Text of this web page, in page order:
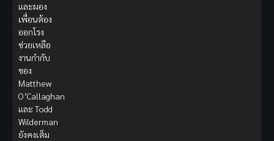
และผอง
เพื่อนต้อง
ออกโรง
ช่วยเหลือ
งานกำกับ
ของ
Matthew
O’Callaghan
และ Todd
Wilderman
ยังคงเต็ม